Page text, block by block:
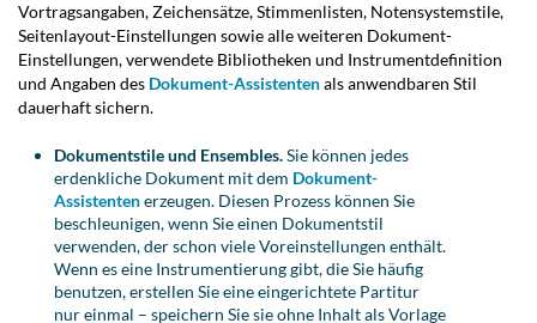
Vortragsangaben, Zeichensätze, Stimmenlisten, Notensystemstile,
Seitenlayout-Einstellungen sowie alle weiteren Dokument-
Einstellungen, verwendete Bibliotheken und Instrumentdefinition
und Angaben des Dokument-Assistentenals anwendbaren Stil
dauerhaft sichern.
Dokumentstile und Ensembles.Sie können jedes
erdenkliche Dokument mit dem Dokument-
Assistentenerzeugen. Diesen Prozess können Sie
beschleunigen, wenn Sie einen Dokumentstil
verwenden, der schon viele Voreinstellungen enthält.
Wenn es eine Instrumentierung gibt, die Sie häufig
benutzen, erstellen Sie eine eingerichtete Partitur
nur einmal – speichern Sie sie ohne Inhalt als Vorlage